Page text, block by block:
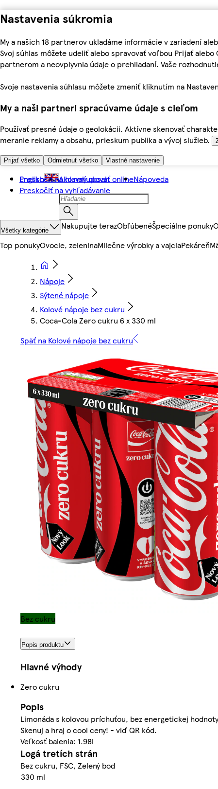
Nastavenia súkromia
My a našich 18 partnerov ukladáme informácie v zariadení
Svoj súhlas môžete udeliť alebo spravovať voľbou Prijať
partnerom a neovplyvnia údaje o prehliadaní. Vaše
Svoje nastavenia súhlasu môžete zmeniť kliknutím na
My a naši partneri spracúvame údaje s cieľom
Používať presné údaje o geolokácii. Aktívne skenovať
meranie reklamy a obsahu, prieskum publika a vývoj služieb.
Prijať všetko Odmietnuť všetko Vlastné nastavenie
Preskočiť na hlavný obsah
Preskočiť na vyhľadávanie
English Ako nakupovať onlineNápoveda
Všetky kategórie Nakupujte terazObľúbenéŠpeciálne ponuky
Top ponukyOvocie, zeleninaMliečne výrobky a vajciaPekáreň
Nápoje
Sýtené nápoje
Kolové nápoje bez cukru
Coca-Cola Zero cukru 6 x 330 ml
Späť na Kolové nápoje bez cukru
Bez cukru
Popis produktu
Hlavné výhody
Zero cukru
Popis
Limonáda s kolovou príchuťou, bez energetickej
Skenuj a hraj o cool ceny! - viď QR kód.
Veľkosť balenia: 1.98l
Logá tretích strán
Bez cukru, FSC, Zelený bod
330 ml